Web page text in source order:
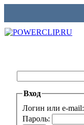
Вход
Логин или e-mail:
Пароль: